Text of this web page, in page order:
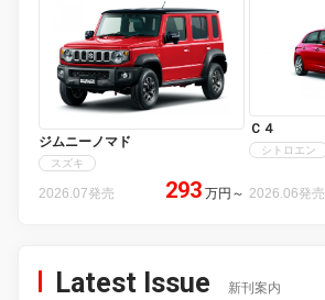
ジムニーノマド
スズキ
2026.07発売 293 万円 ～
Ｃ４
シトロエン
2026.06発売
Latest Issue 新刊案内